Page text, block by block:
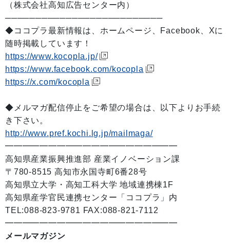
（株式会社高知広告センター内）
──────────────────────────
◆ココプラ最新情報は、ホームページ、Facebook、Xに
随時掲載しています！
https://www.kocopla.jp/
https://www.facebook.com/kocopla
https://x.com/kocopla
◆メルマガ配信停止をご希望の場合は、以下よりお手続
き下さい。
http://www.pref.kochi.lg.jp/mailmaga/
━━━━━━━━━━━━━━━━━━━━
高知県産業振興推進部 産業イノベーション課
〒780-8515 高知市永国寺町6番28号
高知県立大学・高知工科大学 地域連携棟1F
高知県産学官民連携センター「ココプラ」内
TEL:088-823-9781 FAX:088-821-7112
━━━━━━━━━━━━━━━━━━━━
メールマガジン